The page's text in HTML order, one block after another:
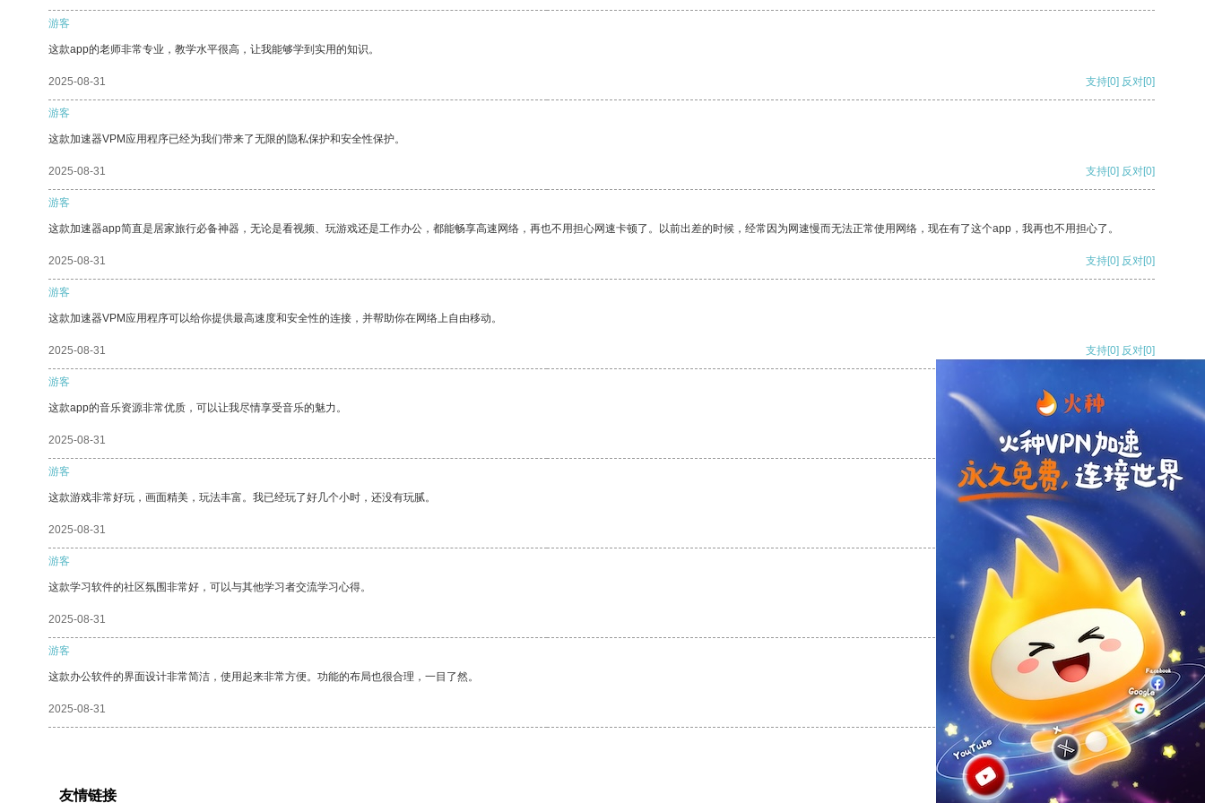
游客
这款app的老师非常专业，教学水平很高，让我能够学到实用的知识。
2025-08-31 支持[0] 反对[0]
游客
这款加速器VPM应用程序已经为我们带来了无限的隐私保护和安全性保护。
2025-08-31 支持[0] 反对[0]
游客
这款加速器app简直是居家旅行必备神器，无论是看视频、玩游戏还是工作办公，都能畅享高速网络，再也不用担心网速卡顿了。以前出差的时候，经常因为网速慢而无法正常使用网络，现在有了这个app，我再也不用担心了。
2025-08-31 支持[0] 反对[0]
游客
这款加速器VPM应用程序可以给你提供最高速度和安全性的连接，并帮助你在网络上自由移动。
2025-08-31 支持[0] 反对[0]
游客
这款app的音乐资源非常优质，可以让我尽情享受音乐的魅力。
2025-08-31 支持[0] 反对
游客
这款游戏非常好玩，画面精美，玩法丰富。我已经玩了好几个小时，还没有玩腻。
2025-08-31 支持
游客
这款学习软件的社区氛围非常好，可以与其他学习者交流学习心得。
2025-08-31 反对 [0]
游客
这款办公软件的界面设计非常简洁，使用起来非常方便。功能的布局也很合理，一目了然。
2025-08-31 支持[0] 反对[0]
友情链接